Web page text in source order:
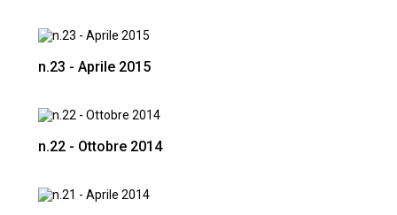
n.23 - Aprile 2015
n.22 - Ottobre 2014